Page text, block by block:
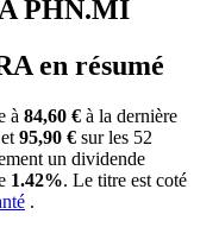
PHN.MI
en résumé
à 84,60 € à la dernière
et 95,90 € sur les 52
un dividende
1.42%. Le titre est coté
.